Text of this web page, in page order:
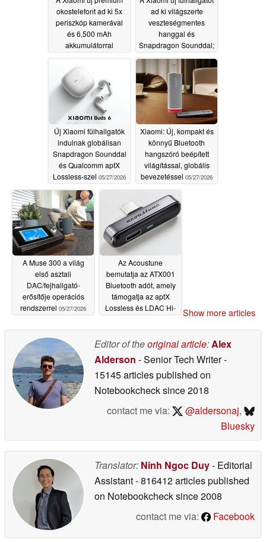
okostelefont ad ki 5x
periszkóp kamerával
és 6,500 mAh
akkumulátorral
ad ki világszerte
veszteségmentes
hanggal és
Snapdragon Sounddal;
megerősített olcsóbb
árképzéssel
05/28/2026
Új Xiaomi fülhallgatók
indulnak globálisan
Snapdragon Sounddal
és Qualcomm aptX
Lossless-szel 05/27/2026
Xiaomi: Új, kompakt és
könnyű Bluetooth
hangszóró beépített
világítással, globális
bevezetéssel 05/27/2026
A Muse 300 a világ
első asztali
DAC/fejhallgató-
erősítője operációs
rendszerrel 05/27/2026
Az Acoustune
bemutatja az ATX001
Bluetooth adót, amely
támogatja az aptX
Lossless és LDAC Hi-
telefonokhoz05/26/2026
Show more articles
Editor of theoriginal article:Alex
Alderson - Senior Tech Writer-
15145 articles published on
Notebookchecksince 2018
contact me via:
@aldersonaj,
Bluesky
Translator: Ninh Ngoc Duy- Editorial
Assistant- 816412 articles published
on Notebookchecksince 2008
contact me via:
Facebook